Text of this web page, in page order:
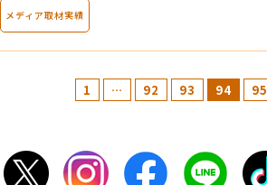
メディア取材実績
1 … 92 93 94 95